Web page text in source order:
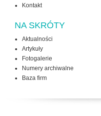
Kontakt
NA SKRÓTY
Aktualności
Artykuły
Fotogalerie
Numery archiwalne
Baza firm